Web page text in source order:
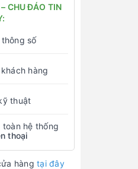
CHU ĐÁO TIN
số
hàng
thuật
toàn hệ thống
thoại
hàngtại đây